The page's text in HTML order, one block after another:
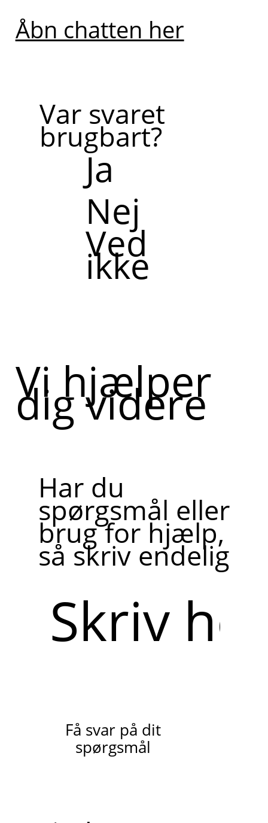
Åbn chatten her
Var svaret
brugbart?
Ja
Nej
Ved
ikke
Vi hjælper
dig videre
Har du
spørgsmål eller
brug for hjælp,
så skriv endelig
her
Få svar på dit
spørgsmål